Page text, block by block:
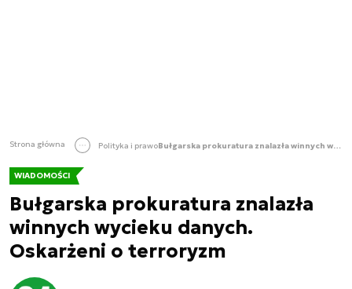
Strona główna Polityka i prawo Bułgarska prokuratura znalazła winnych wycieku danych. Oskarżeni o terroryzm
WIADOMOŚCI
Bułgarska prokuratura znalazła
winnych wycieku danych.
Oskarżeni o terroryzm